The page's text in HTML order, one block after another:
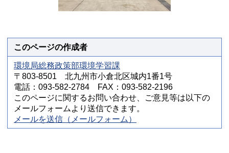
このページの作成者
環境局総務政策部環境学習課
〒803-8501 北九州市小倉北区城内1番1号
電話：093-582-2784 FAX：093-582-2196
このページに関するお問い合わせ、ご意見等は以下の
メールフォームより送信できます。
メールを送信（メールフォーム）